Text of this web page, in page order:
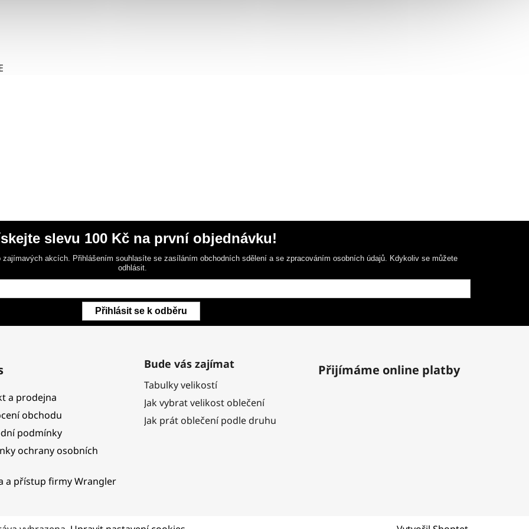
slevu 100 Kč na první objednávku!
akcích. Přihlášením souhlasíte se zasíláním obchodních sdělení a se zpracováním osobních údajů. Kdykoliv se můžete
odhlásit.
Přihlásit se k odběru
a prodejna
obchodu
podmínky
ochrany osobních
a přístup firmy Wrangler
Bude vás zajímat
Tabulky velikostí
Jak vybrat velikost oblečení
Jak prát oblečení podle druhu
Přijímáme online platby